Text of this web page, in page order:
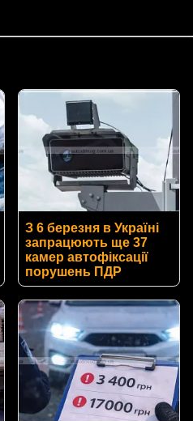
З 6 березня в Україні
запрацюють ще 37
камер автофіксації
порушень ПДР